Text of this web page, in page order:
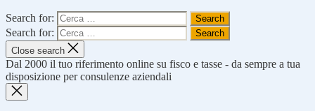
Search for:
Search for:
Close search
Dal 2000 il tuo riferimento online su fisco e tasse - da sempre a tua
disposizione per consulenze aziendali